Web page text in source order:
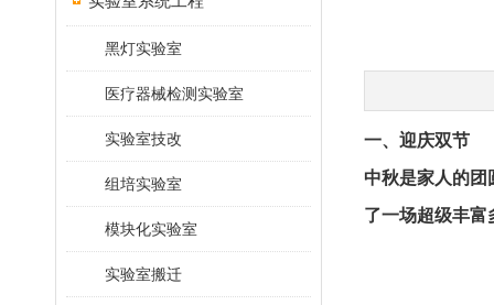
黑灯实验室
医疗器械检测实验室
实验室技改
组培实验室
模块化实验室
实验室搬迁
一、迎庆双节
中秋是家人的
了一场超级丰